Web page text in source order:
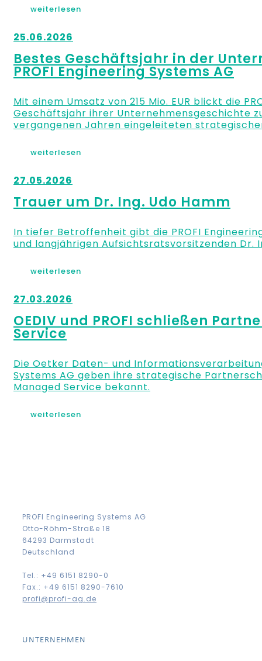
weiterlesen
25.06.2026
Bestes Geschäftsjahr in der
PROFI Engineering Systems AG
Mit einem Umsatz von 215 Mio. EUR blickt die
Geschäftsjahr ihrer Unternehmensgeschichte
vergangenen Jahren eingeleiteten
weiterlesen
27.05.2026
Trauer um Dr. Ing. Udo Hamm
In tiefer Betroffenheit gibt die PROFI
und langjährigen Aufsichtsratsvorsitzenden Dr.
weiterlesen
27.03.2026
OEDIV und PROFI schließen
Service
Die Oetker Daten- und
Systems AG geben ihre strategische
Managed Service bekannt.
weiterlesen
PROFI Engineering Systems AG
Otto-Röhm-Straße 18
64293 Darmstadt
Deutschland
Tel.: +49 6151 8290-0
Fax.: +49 6151 8290-7610
profi@profi-ag.de
UNTERNEHMEN